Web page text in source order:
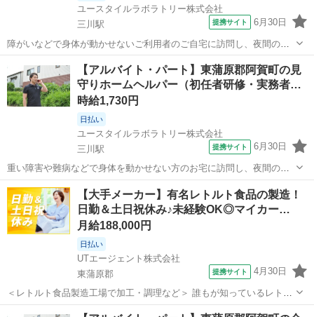
ユースタイルラボラトリー株式会社
三川駅
提携サイト 6月30日
障がいなどで身体が動かせないご利用者のご自宅に訪問し、夜間の見
守りケアを行う訪問介護のお仕事です。もちろん直行直帰OK。 【サ
ービス】 訪問介護（夜勤） 【仕事内容】 ご利用者が寝た後の見守り
がメインの訪問介護のお仕事で...
東蒲原郡 三川駅 介護
【アルバイト・パート】東蒲原郡阿賀町の見
守りホームヘルパー（初任者研修・実務者…
時給1,730円
日払い
ユースタイルラボラトリー株式会社
三川駅
提携サイト 6月30日
重い障害や難病などで身体を動かせない方のお宅に訪問し、夜間の見
守りケアを行うお仕事です。もちろん直行直帰OK。 【サービス】 訪
問介護（夜勤） 【仕事内容】 主なお仕事は高齢者・障がいのある方の
就寝時の見守りがメインのお...
新潟 東蒲原郡 三川駅 介護
【大手メーカー】有名レトルト食品の製造！
日勤＆土日祝休み♪未経験OK◎マイカー…
月給188,000円
日払い
UTエージェント株式会社
東蒲原郡
提携サイト 4月30日
＜レトルト食品製造工場で加工・調理など＞ 誰もが知っているレトル
ト食品やスープの有名ブランド！ ☆未経験OK！ カンタン＆繰り返し
東蒲原郡 工場